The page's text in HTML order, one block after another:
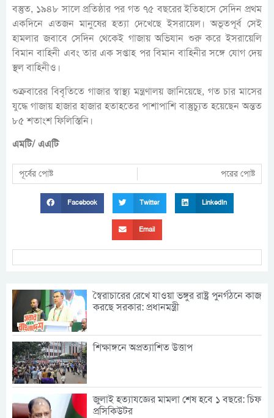
বস্তুত, ১৯৪৮ সালে প্রতিষ্ঠার পর গত ৭৫ বছরের ইতিহাসে সেদিন প্রথম
একদিনে এতজন মানুষের হত্যা দেখেছে ইসরায়েল। অভূতপূর্ব সেই
হামলার জবাবে সেদিন থেকেই গাজায় অভিযান শুরু করে ইসরায়েলি
বিমান বাহিনী এবং তার এক সপ্তাহ পর বিমান বাহিনীর সঙ্গে যোগ দেয়
স্থল বাহিনীও।
শুক্রবারের বিবৃতিতে গাজার স্বাস্থ্য মন্ত্রণালয় জানিয়েছে, গত চার মাসের
যুদ্ধে গাজায় হাজার হাজার হতাহতের পাশাপাশি বাস্তুচ্যুত হয়েছেন অন্তত
৮৫ শতাংশ ফিলিস্তিনি।
এমটি/ এএটি
পূর্বের পোষ্ট পরের পোষ্ট
Facebook Twitter LinkedIn
Email
স্বৈরাচারের রেখে যাওয়া ভঙ্গুর রাষ্ট্র পুনর্গঠনে কাজ
করছে সরকার: প্রধানমন্ত্রী
শিক্ষাঙ্গনে অপ্রত্যাশিত উত্তাপ
জুলাই হত্যাযজ্ঞের মামলা শেষ হবে ১ বছরে: চিফ
প্রসিকিউটর